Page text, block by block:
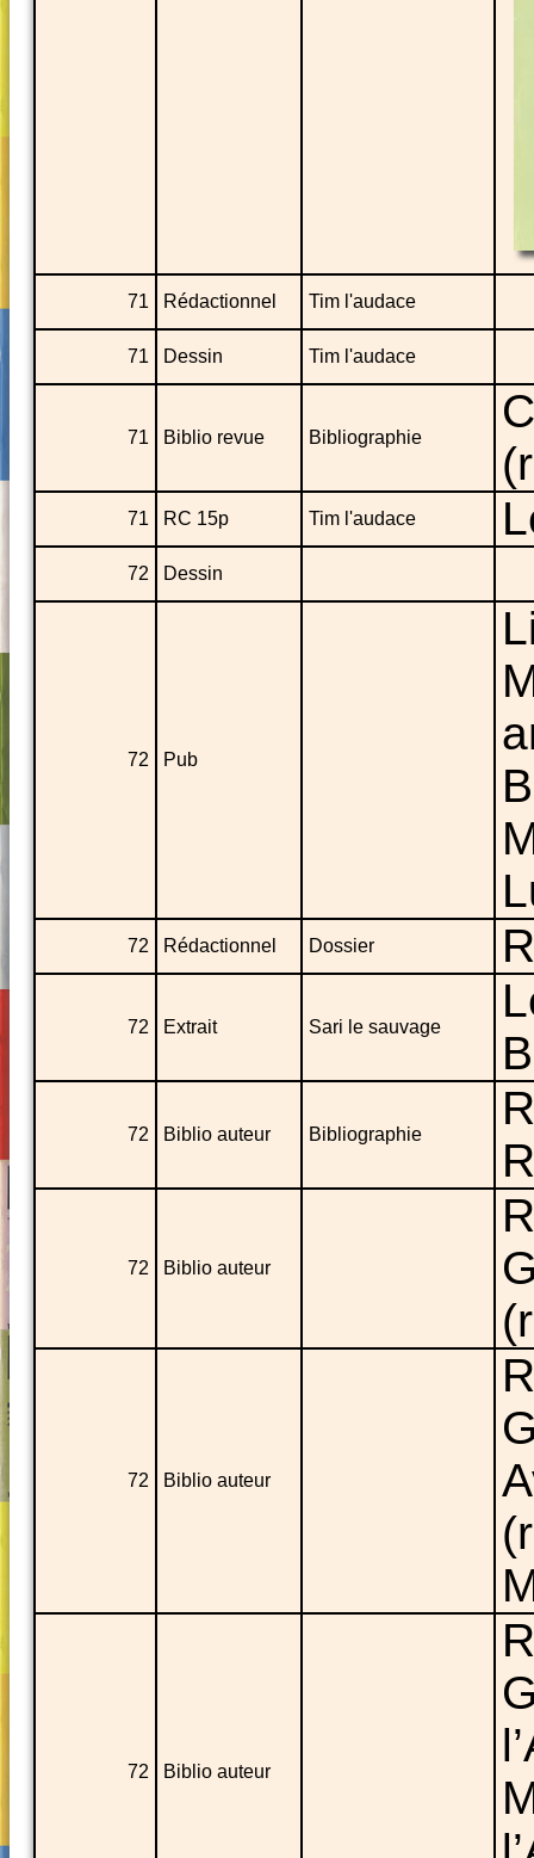
71 Rédactionnel Tim l'audace
71 Dessin Tim l'audace
71 Biblio revue Bibliographie
71 RC 15p Tim l'audace
72 Dessin
72 Pub
72 Rédactionnel Dossier
72 Extrait Sari le sauvage
72 Biblio auteur Bibliographie
72 Biblio auteur
72 Biblio auteur
72 Biblio auteur